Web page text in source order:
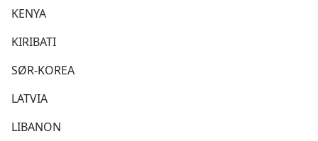
KENYA
KIRIBATI
SØR-KOREA
LATVIA
LIBANON